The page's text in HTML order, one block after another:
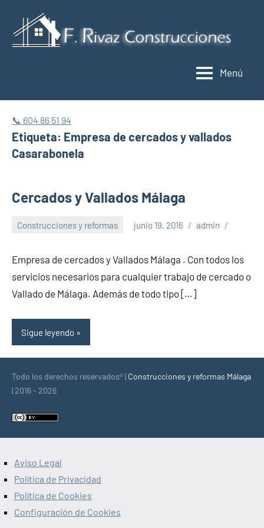
contenido
Menú
📞 604 86 51 94
Etiqueta: Empresa de cercados y vallados
Casarabonela
Cercados y Vallados Málaga
Construcciones y reformas junio 19, 2016 admin
Empresa de cercados y Vallados Málaga . Con todos los
servicios necesarios para cualquier trabajo de cercado o
Vallado de Málaga. Además de todo tipo […]
Sigue leyendo
Todo los derechos reservados® | Construcciones y reformas Málaga
| 2016 - 2026
Aviso Legal
Política de Privacidad
Política de Cookies
Configuración de Cookies